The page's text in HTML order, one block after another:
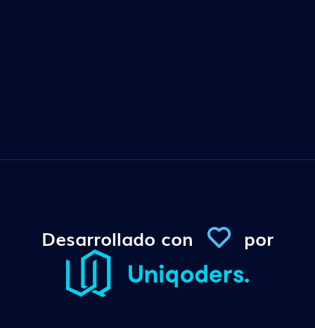
Desarrollado con por